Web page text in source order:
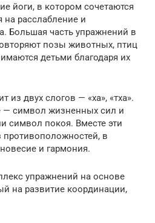
йоги, в котором сочетаются
расслабление и
Большая часть упражнений в
позы животных, птиц
детьми благодаря их
из двух слогов — «ха», «тха».
— символ жизненных сил и
символ покоя. Вместе эти
в
и гармония.
упражнений на основе
на развитие координации,